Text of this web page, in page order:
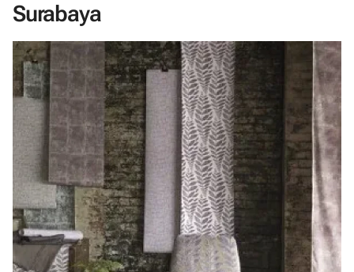
Surabaya